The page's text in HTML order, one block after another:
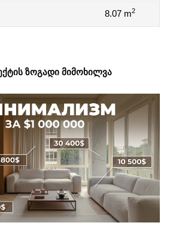
8.07 m2
ᲖᲝᲒᲐᲓᲘ ᲛᲘᲛᲝᲮᲘᲚᲕᲐ